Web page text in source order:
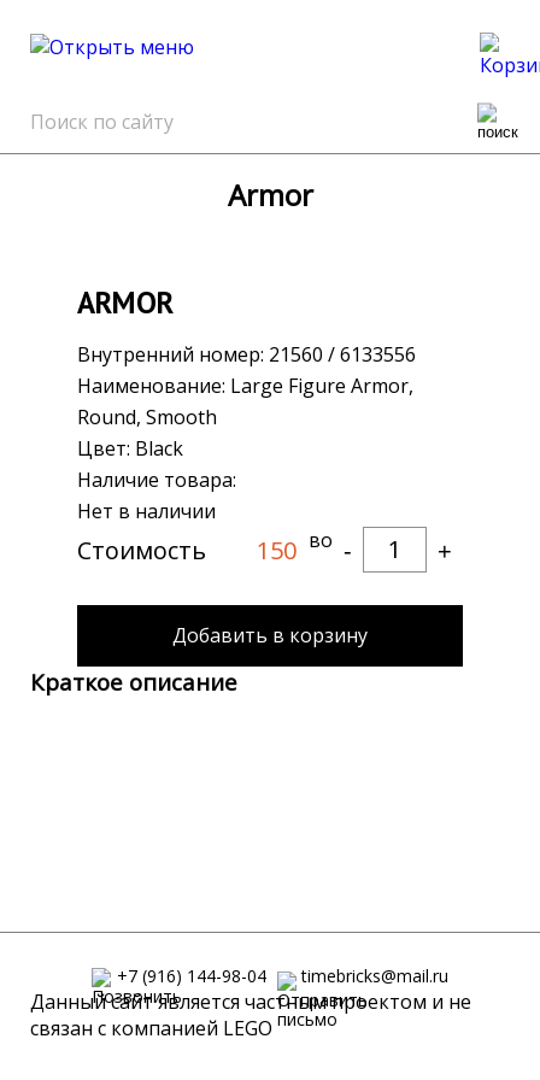
0
Armor
ARMOR
Внутренний номер: 21560 / 6133556
Наименование: Large Figure Armor,
Round, Smooth
Цвет: Black
Наличие товара:
Нет в наличии
Стоимость 150
Количество - +
Добавить в корзину
Краткое описание
+7 (916) 144-98-04 timebricks@mail.ru
Данный сайт является частным проектом и не
связан с компанией LEGO